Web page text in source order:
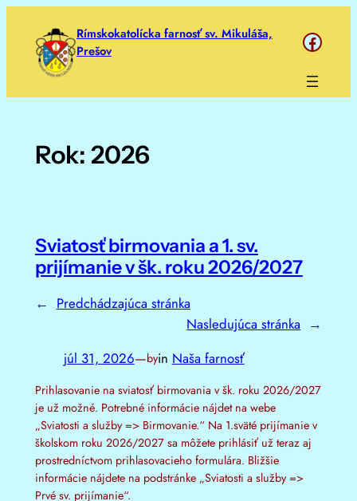
obsah
Rímskokatolícka farnosť sv. Mikuláša,
Prešov
https://
Rok: 2026
Sviatosť birmovania a 1. sv.
prijímanie v šk. roku 2026/2027
← Predchádzajúca stránka
Nasledujúca stránka →
júl 31, 2026—byin Naša farnosť
Prihlasovanie na sviatosť birmovania v šk. roku 2026/2027
je už možné. Potrebné informácie nájdet na webe
„Sviatosti a služby => Birmovanie.“ Na 1.sväté prijímanie v
školskom roku 2026/2027 sa môžete prihlásiť už teraz aj
prostredníctvom prihlasovacieho formulára. Bližšie
informácie nájdete na podstránke „Sviatosti a služby =>
Prvé sv. prijímanie“.